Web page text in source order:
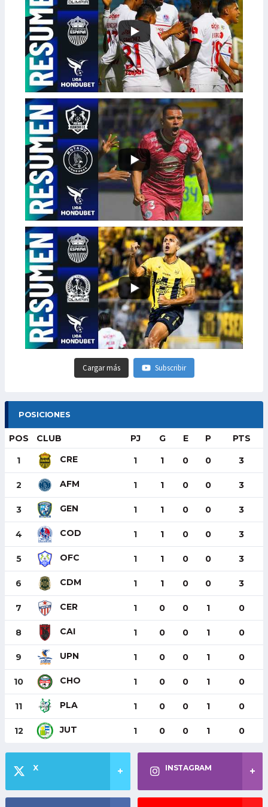
Cargar más Subscribir
POSICIONES
POS CLUB PJ G E P PTS
1 CRE 1 1 0 0 3
2 AFM 1 1 0 0 3
3 GEN 1 1 0 0 3
4 COD 1 1 0 0 3
5 OFC 1 1 0 0 3
6 CDM 1 1 0 0 3
7 CER 1 0 0 1 0
8 CAI 1 0 0 1 0
9 UPN 1 0 0 1 0
10 CHO 1 0 0 1 0
11 PLA 1 0 0 1 0
12 JUT 1 0 0 1 0
X INSTAGRAM